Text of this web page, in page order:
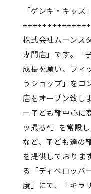
「ゲンキ・キッズ」
株式会社ムーンス
専門店」です。「
成長を願い、フィ
うショップ」をコ
店をオープン致し
ー子ども靴中心に
ッ撮る*」を常設
など、子ども達の
を提供しておりま
る「ディベロッパ
度」にて、「キラ